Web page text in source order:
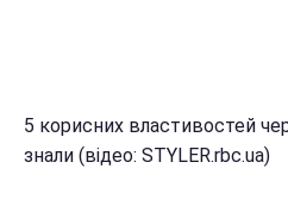
5 корисних властивостей
знали (відео: STYLER.rbc.ua)